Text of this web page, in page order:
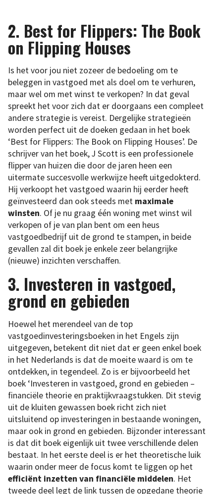
2. Best for Flippers: The Book
on Flipping Houses
Is het voor jou niet zozeer de bedoeling om te
beleggen in vastgoed met als doel om te verhuren,
maar wel om met winst te verkopen? In dat geval
spreekt het voor zich dat er doorgaans een compleet
andere strategie is vereist. Dergelijke strategieën
worden perfect uit de doeken gedaan in het boek
‘Best for Flippers: The Book on Flipping Houses’. De
schrijver van het boek, J Scott is een professionele
flipper van huizen die door de jaren heen een
uitermate succesvolle werkwijze heeft uitgedokterd.
Hij verkoopt het vastgoed waarin hij eerder heeft
geïnvesteerd dan ook steeds met maximale
winsten. Of je nu graag één woning met winst wil
verkopen of je van plan bent om een heus
vastgoedbedrijf uit de grond te stampen, in beide
gevallen zal dit boek je enkele zeer belangrijke
(nieuwe) inzichten verschaffen.
3. Investeren in vastgoed,
grond en gebieden
Hoewel het merendeel van de top
vastgoedinvesteringsboeken in het Engels zijn
uitgegeven, betekent dit niet dat er geen enkel boek
in het Nederlands is dat de moeite waard is om te
ontdekken, in tegendeel. Zo is er bijvoorbeeld het
boek ‘Investeren in vastgoed, grond en gebieden –
financiële theorie en praktijkvraagstukken. Dit stevig
uit de kluiten gewassen boek richt zich niet
uitsluitend op investeringen in bestaande woningen,
maar ook in grond en gebieden. Bijzonder interessant
is dat dit boek eigenlijk uit twee verschillende delen
bestaat. In het eerste deel is er het theoretische luik
waarin onder meer de focus komt te liggen op het
efficiënt inzetten van financiële middelen. Het
tweede deel legt de link tussen de opgedane theorie